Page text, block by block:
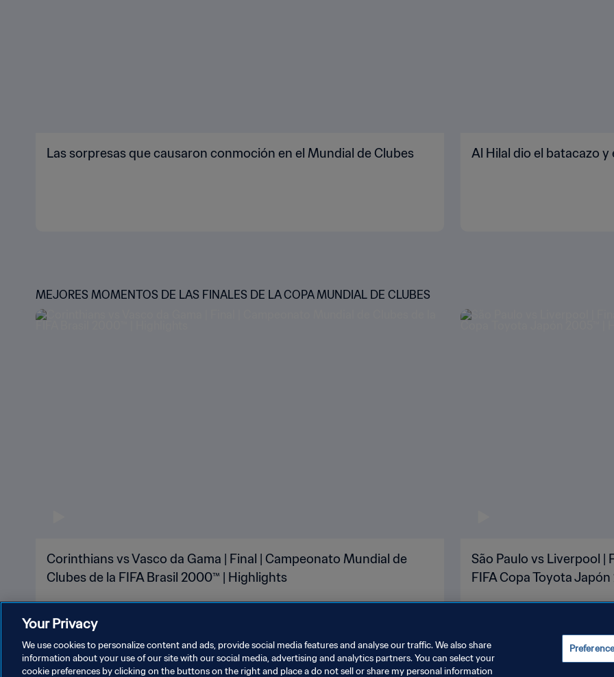
Las sorpresas que causaron conmoción en el Mundial de Clubes Al Hilal dio el batacazo
MEJORES MOMENTOS DE LAS FINALES DE LA COPA MUNDIAL DE CLUBES
Corinthians vs Vasco da Gama | Final | Campeonato Mundial de
Clubes de la FIFA Brasil 2000™ | Highlights
São Paulo vs Liverpool |
FIFA Copa Toyota
Your Privacy
We use cookies to personalize content and ads, provide social media features and analyse our traffic. We also share
information about your use of our site with our social media, advertising and analytics partners. You can select your
cookie preferences by clicking on the buttons on the right and place a do not sell or share my personal information